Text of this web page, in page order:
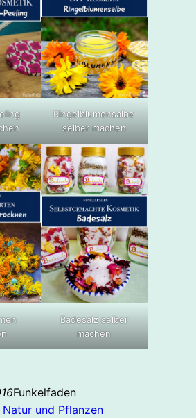
Ringelblumensalbe
selber machen
Badesalz selber
machen
Funkelfaden
Natur und Pflanzen